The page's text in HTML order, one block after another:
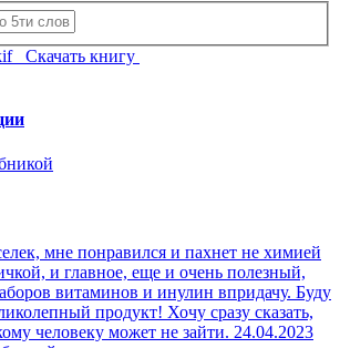
Скачать книгу
мне понравился и пахнет не химией
и главное, еще и очень полезный,
витаминов и инулин впридачу. Буду
продукт! Хочу сразу сказать,
человеку может не зайти. 24.04.2023